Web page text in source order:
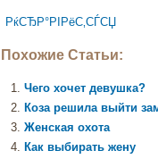
РќСЂР°РІРёС‚СЃСЏ
Похожие Статьи:
Чего хочет девушка?
Коза решила выйти
Женская охота
Как выбирать жену